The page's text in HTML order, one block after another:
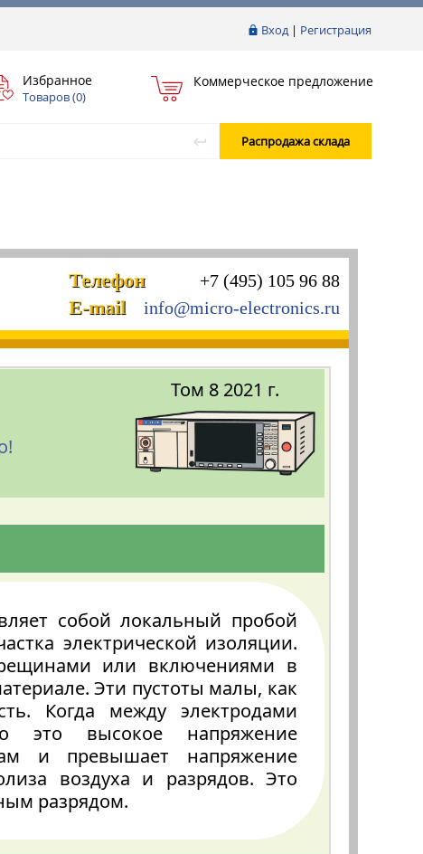
Вход| Регистрация
Избранное
Товаров (0)
Коммерческое предложение
Распродажа склада
Телефон +7 (495) 105 96 88
E-mail info@micro-electronics.ru
Том 8 2021 г.
собой локальный пробой
электрической изоляции.
или включениями в
Эти пустоты малы, как
Когда между электродами
это высокое напряжение
и превышает напряжение
воздуха и разрядов. Это
разрядом.